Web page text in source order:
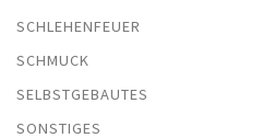
SCHLEHENFEUER
SCHMUCK
SELBSTGEBAUTES
SONSTIGES